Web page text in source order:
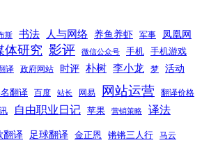
斯 书法 人与网络 养鱼养虾 军事
凤凰网
体研究 影评 微信公众号 手机 手机游戏
译 政府网站 时评 朴树 李小龙 梦 活动
翻译 百度 站长 网易 网站运营 翻译价格
自由职业日记 苹果 营销策略 译法
翻译 足球翻译 金正恩 锵锵三人行 马云